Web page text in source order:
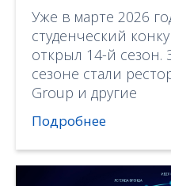
Уже в марте 2026
студенческий
открыл 14-й сезон.
сезоне стали
Group и другие
Подробнее